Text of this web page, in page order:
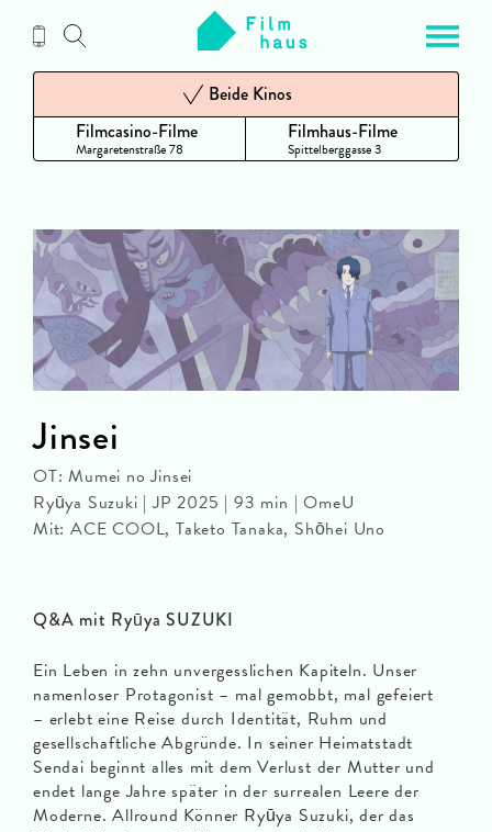
Inhalt
Filmcasino-Filme
Margaretenstraße 78
Beide Kinos
Filmhaus-Filme
Spittelberggasse 3
Q&A mit Ryūya SUZUKI
Ein Leben in zehn unvergesslichen Kapiteln. Unser
namenloser Protagonist – mal gemobbt, mal gefeiert
– erlebt eine Reise durch Identität, Ruhm und
gesellschaftliche Abgründe. In seiner Heimatstadt
Sendai beginnt alles mit dem Verlust der Mutter und
endet lange Jahre später in der surrealen Leere der
Moderne. Allround Könner Ryūya Suzuki, der das
Jinsei
OT: Mumei no Jinsei
Ryūya Suzuki | JP 2025 | 93 min | OmeU
Mit: ACE COOL, Taketo Tanaka, Shōhei Uno